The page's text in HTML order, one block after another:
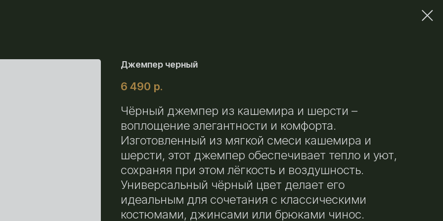
Джемпер черный
6 490 р.
Чёрный джемпер из кашемира и шерсти –
воплощение элегантности и комфорта.
Изготовленный из мягкой смеси кашемира и
шерсти, этот джемпер обеспечивает тепло и уют,
сохраняя при этом лёгкость и воздушность.
Универсальный чёрный цвет делает его
идеальным для сочетания с классическими
костюмами, джинсами или брюками чинос.